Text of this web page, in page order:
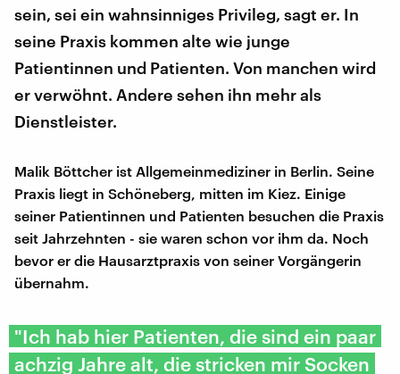
sein, sei ein wahnsinniges Privileg, sagt er. In
seine Praxis kommen alte wie junge
Patientinnen und Patienten. Von manchen wird
er verwöhnt. Andere sehen ihn mehr als
Dienstleister.
Malik Böttcher ist Allgemeinmediziner in Berlin. Seine
Praxis liegt in Schöneberg, mitten im Kiez. Einige
seiner Patientinnen und Patienten besuchen die Praxis
seit Jahrzehnten - sie waren schon vor ihm da. Noch
bevor er die Hausarztpraxis von seiner Vorgängerin
übernahm.
"Ich hab hier Patienten, die sind ein paar
achzig Jahre alt, die stricken mir Socken